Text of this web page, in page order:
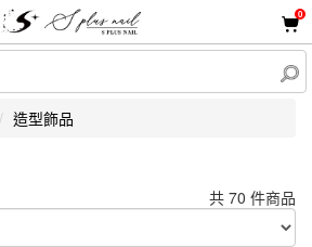
0
造型飾品
共 70 件商品